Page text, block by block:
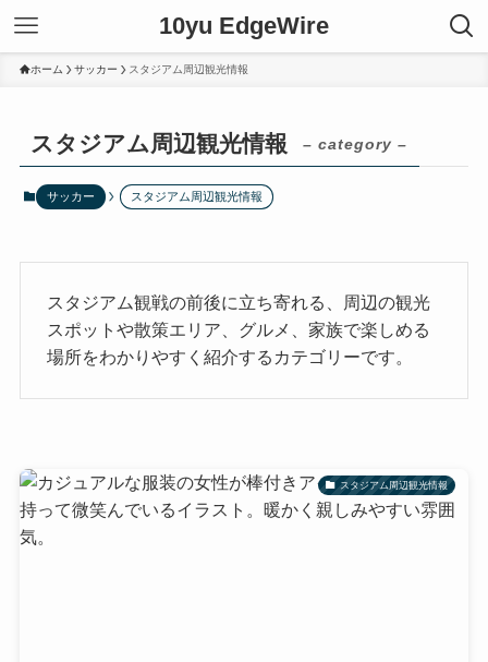
10yu EdgeWire
ホーム サッカー スタジアム周辺観光情報
スタジアム周辺観光情報 – category –
サッカー スタジアム周辺観光情報
スタジアム観戦の前後に立ち寄れる、周辺の観光
スポットや散策エリア、グルメ、家族で楽しめる
場所をわかりやすく紹介するカテゴリーです。
スタジアム周辺観光情報